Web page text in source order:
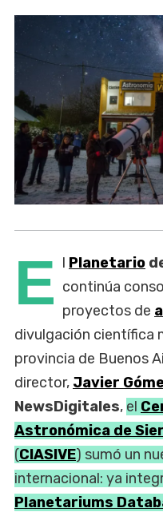
E l Planetario
continúa
proyectos de
divulgación científica
provincia de Buenos
director, Javier
NewsDigitales, el
Astronómica de
(CIASIVE) sumó un
internacional: ya
Planetariums